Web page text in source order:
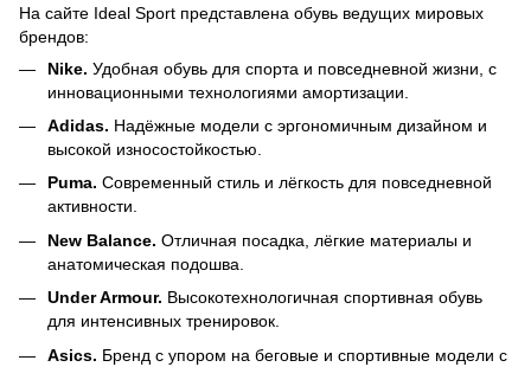
На сайте Ideal Sport представлена обувь ведущих мировых
брендов:
Nike. Удобная обувь для спорта и повседневной жизни, с
инновационными технологиями амортизации.
Adidas. Надёжные модели с эргономичным дизайном и
высокой износостойкостью.
Puma. Современный стиль и лёгкость для повседневной
активности.
New Balance. Отличная посадка, лёгкие материалы и
анатомическая подошва.
Under Armour. Высокотехнологичная спортивная обувь
для интенсивных тренировок.
Asics. Бренд с упором на беговые и спортивные модели с